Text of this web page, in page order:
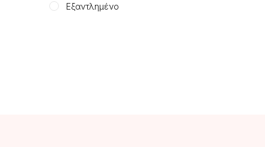
Εξαντλημένο